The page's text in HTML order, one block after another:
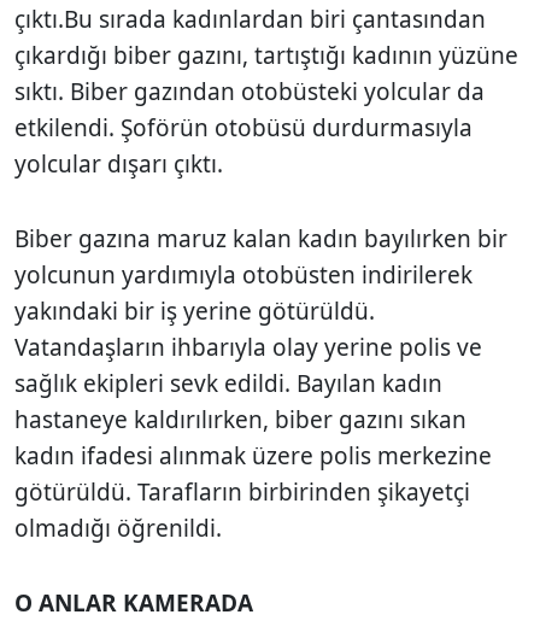
çıktı.Bu sırada kadınlardan biri çantasından
çıkardığı biber gazını, tartıştığı kadının yüzüne
sıktı. Biber gazından otobüsteki yolcular da
etkilendi. Şoförün otobüsü durdurmasıyla
yolcular dışarı çıktı.
Biber gazına maruz kalan kadın bayılırken bir
yolcunun yardımıyla otobüsten indirilerek
yakındaki bir iş yerine götürüldü.
Vatandaşların ihbarıyla olay yerine polis ve
sağlık ekipleri sevk edildi. Bayılan kadın
hastaneye kaldırılırken, biber gazını sıkan
kadın ifadesi alınmak üzere polis merkezine
götürüldü. Tarafların birbirinden şikayetçi
olmadığı öğrenildi.
O ANLAR KAMERADA